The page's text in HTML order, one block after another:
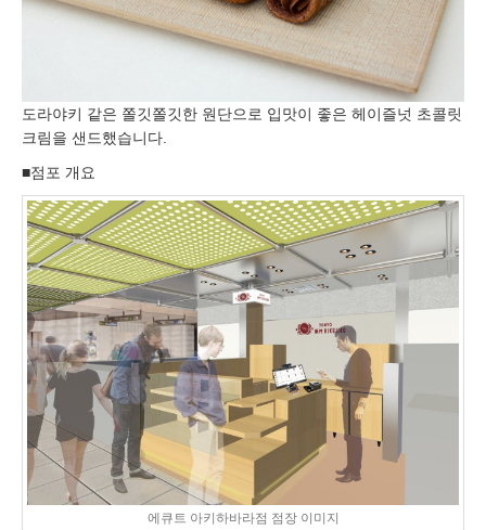
도라야키 같은 쫄깃쫄깃한 원단으로 입맛이 좋은 헤이즐넛 초콜릿
크림을 샌드했습니다.
■점포 개요
에큐트 아키하바라점 점장 이미지